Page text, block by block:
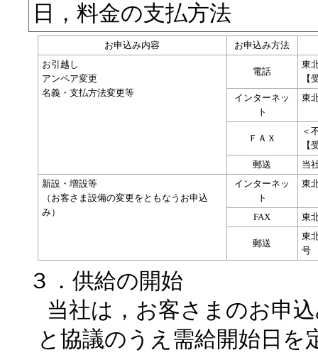
日，料金の支払方法
お申込み内容
お申込み方法
お引越し
アンペア変更
名義・支払方法変更等
電話
東
【
インターネッ
ト
東
ＦＡＸ
＜
【
郵送
当
新設・増設等
（お客さま設備の変更をともなうお申込
み）
インターネッ
ト
東
FAX 東
郵送
東
号
３．供給の開始
当社は，お客さまのお申
と協議のうえ需給開始日を